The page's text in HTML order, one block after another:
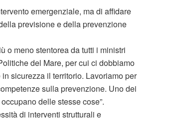
emergenziale, ma di affidare
previsione e della prevenzione
o meno stentorea da tutti i ministri
del Mare, per cui ci dobbiamo
sicurezza il territorio. Lavoriamo per
sulla prevenzione. Uno dei
delle stesse cose”.
di interventi strutturali e